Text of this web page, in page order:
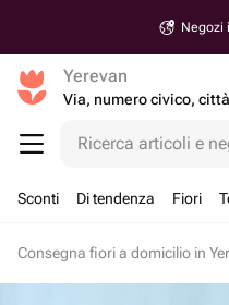
Negozi
Yerevan
Via, numero civico, città
Ricerca articoli e
Sconti Di tendenza Fiori
Consegna fiori a domicilio in